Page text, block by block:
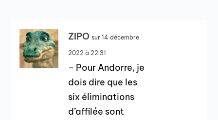
ZIPO sur 14 décembre
2022 à 22:31
– Pour Andorre, je
dois dire que les
six éliminations
d’affilée sont